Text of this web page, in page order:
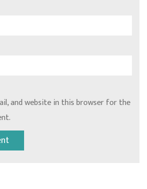
and website in this browser for the